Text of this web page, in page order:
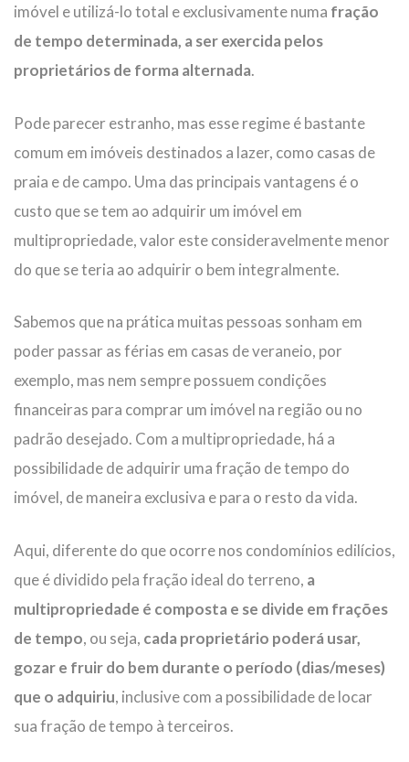
imóvel e utilizá-lo total e exclusivamente numa fração
de tempo determinada, a ser exercida pelos
proprietários de forma alternada.
Pode parecer estranho, mas esse regime é bastante
comum em imóveis destinados a lazer, como casas de
praia e de campo. Uma das principais vantagens é o
custo que se tem ao adquirir um imóvel em
multipropriedade, valor este consideravelmente menor
do que se teria ao adquirir o bem integralmente.
Sabemos que na prática muitas pessoas sonham em
poder passar as férias em casas de veraneio, por
exemplo, mas nem sempre possuem condições
financeiras para comprar um imóvel na região ou no
padrão desejado. Com a multipropriedade, há a
possibilidade de adquirir uma fração de tempo do
imóvel, de maneira exclusiva e para o resto da vida.
Aqui, diferente do que ocorre nos condomínios edilícios,
que é dividido pela fração ideal do terreno, a
multipropriedade é composta e se divide em frações
de tempo, ou seja, cada proprietário poderá usar,
gozar e fruir do bem durante o período (dias/meses)
que o adquiriu, inclusive com a possibilidade de locar
sua fração de tempo à terceiros.